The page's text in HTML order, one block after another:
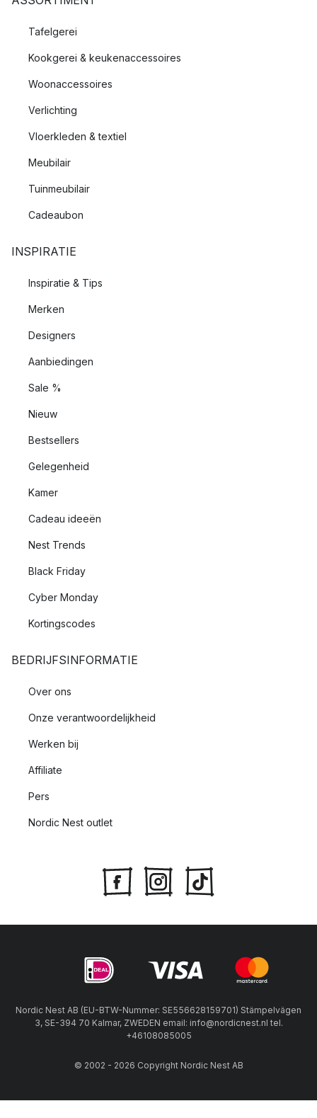
Tafelgerei
Kookgerei & keukenaccessoires
Woonaccessoires
Verlichting
Vloerkleden & textiel
Meubilair
Tuinmeubilair
Cadeaubon
INSPIRATIE
Inspiratie & Tips
Merken
Designers
Aanbiedingen
Sale %
Nieuw
Bestsellers
Gelegenheid
Kamer
Cadeau ideeën
Nest Trends
Black Friday
Cyber Monday
Kortingscodes
BEDRIJFSINFORMATIE
Over ons
Onze verantwoordelijkheid
Werken bij
Affiliate
Pers
Nordic Nest outlet
Nordic Nest AB (EU-BTW-Nummer: SE556628159701) Stämpelvägen
3, SE-394 70 Kalmar, ZWEDEN email: info@nordicnest.nl tel.
+46108085005
© 2002 - 2026 Copyright Nordic Nest AB